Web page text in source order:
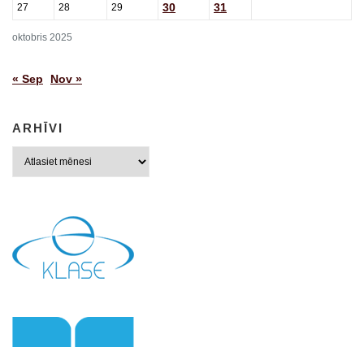
oktobris 2025
27 28 29 30 31
« Sep Nov »
ARHĪVI